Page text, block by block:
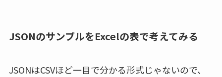
JSONのサンプルをExcelの表で考えてみる
JSONはCSVほど一目で分かる形式じゃないので、